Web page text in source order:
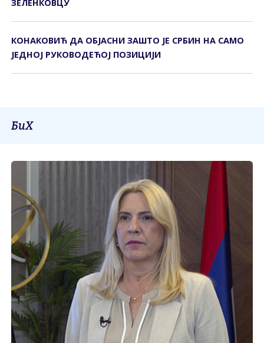
ЗЕЛЕНКОВЦУ
КОНАКОВИЋ ДА ОБЈАСНИ ЗАШТО ЈЕ СРБИН НА САМО
ЈЕДНОЈ РУКОВОДЕЋОЈ ПОЗИЦИЈИ
БиХ